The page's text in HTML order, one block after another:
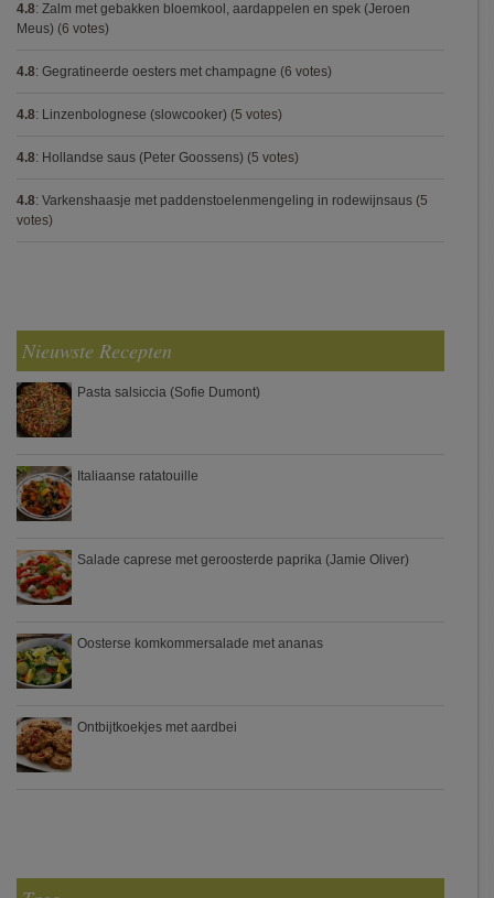
4.8: Zalm met gebakken bloemkool, aardappelen en spek (Jeroen
Meus) (6 votes)
4.8: Gegratineerde oesters met champagne (6 votes)
4.8: Linzenbolognese (slowcooker) (5 votes)
4.8: Hollandse saus (Peter Goossens) (5 votes)
4.8: Varkenshaasje met paddenstoelenmengeling in rodewijnsaus (5
votes)
Nieuwste Recepten
Pasta salsiccia (Sofie Dumont)
Italiaanse ratatouille
Salade caprese met geroosterde paprika (Jamie Oliver)
Oosterse komkommersalade met ananas
Ontbijtkoekjes met aardbei